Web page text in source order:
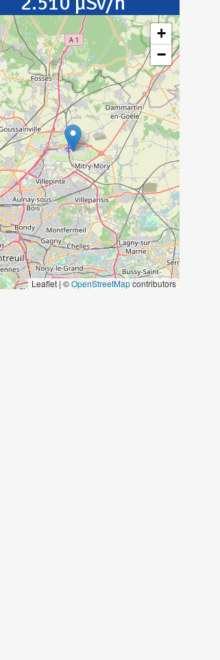
+
−
Leaflet | ©OpenStreetMapcontributors